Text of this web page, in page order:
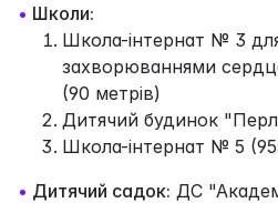
• Школи:
Школа-інтернат № 3
захворюваннями
(90 метрів)
Дитячий будинок
Школа-інтернат № 5
• Дитячий садок: ДС